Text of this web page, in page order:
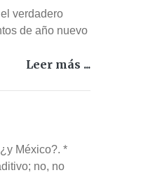
verdadero
de año nuevo
Leer más ...
México?. *
no, no